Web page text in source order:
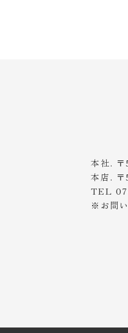
本社.
本店.
TEL
※お問